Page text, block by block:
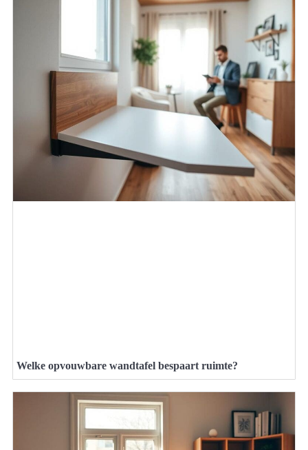
Welke opvouwbare wandtafel bespaart ruimte?